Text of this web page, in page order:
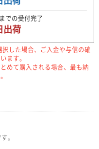
での受付完了
出荷
した場合、ご入金や与信の確
ます。
めて購入される場合、最も納
。